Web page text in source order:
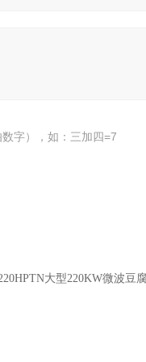
字），如：三加四=7
大型220KW微波豆